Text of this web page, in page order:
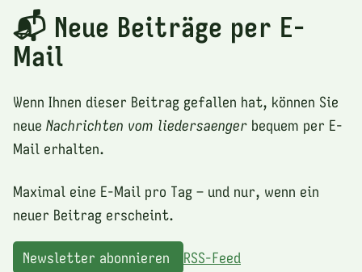
📬 Neue Beiträge per E-
Mail
Wenn Ihnen dieser Beitrag gefallen hat, können Sie
neue Nachrichten vom liedersaenger bequem per E-
Mail erhalten.
Maximal eine E-Mail pro Tag – und nur, wenn ein
neuer Beitrag erscheint.
Newsletter abonnieren RSS-Feed